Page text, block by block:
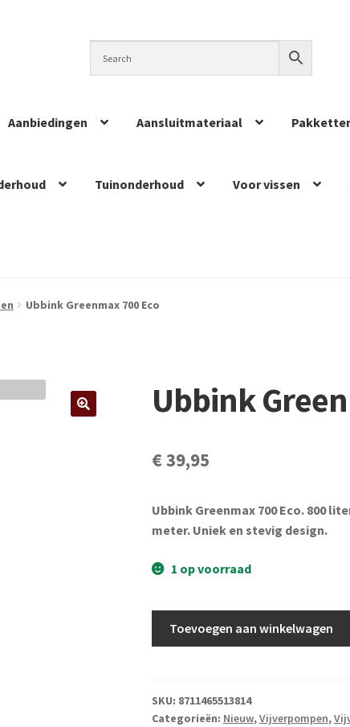
Aanbiedingen Aansluitmateriaal
Tuinonderhoud Voor vissen
Ubbink Greenmax 700 Eco
Ubbink
€39,95
Ubbink Greenmax 700 Eco. 800
meter. Uniek en stevig design.
1 op voorraad
aantal
Toevoegen aan winkelwagen
SKU: 8711465513814
Categorieën: Nieuw,Vijverpompen,